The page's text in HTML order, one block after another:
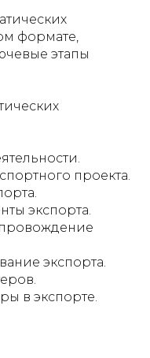
формате,
этапы
проекта.
экспорта.
экспорта.
в экспорте.